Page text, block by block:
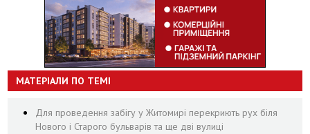
МАТЕРІАЛИ ПО ТЕМІ
Для проведення забігу у Житомирі перекриють рух біля
Нового і Старого бульварів та ще дві вулиці